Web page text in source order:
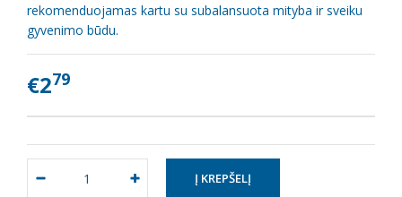
rekomenduojamas kartu su subalansuota mityba ir sveiku
gyvenimo būdu.
€279